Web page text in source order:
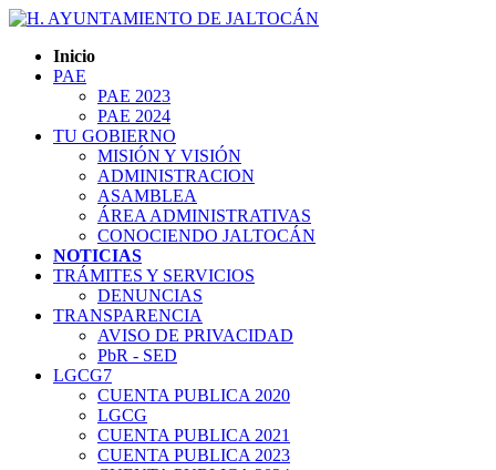
Inicio
PAE
PAE 2023
PAE 2024
TU GOBIERNO
MISIÓN Y VISIÓN
ADMINISTRACION
ASAMBLEA
ÁREA ADMINISTRATIVAS
CONOCIENDO JALTOCÁN
NOTICIAS
TRÁMITES Y SERVICIOS
DENUNCIAS
TRANSPARENCIA
AVISO DE PRIVACIDAD
PbR - SED
LGCG7
CUENTA PUBLICA 2020
LGCG
CUENTA PUBLICA 2021
CUENTA PUBLICA 2023